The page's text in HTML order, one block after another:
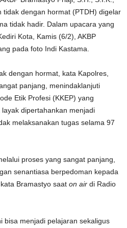
tidak dengan hormat (PTDH) digelar
tidak hadir. Dalam upacara yang
Kota, Kamis (6/2), AKBP
pada foto Indi Kastama.
dengan hormat, kata Kapolres,
panjang, menindaklanjuti
Etik Profesi (KKEP) yang
dipertahankan menjadi
melaksanakan tugas selama 97
proses yang sangat panjang,
senantiasa berpedoman kepada
Bramastyo saat on air di Radio
bisa menjadi pelajaran sekaligus